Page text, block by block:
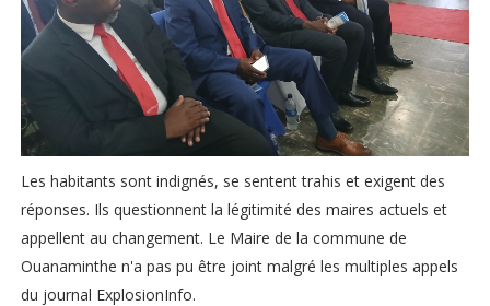
Les habitants sont indignés, se sentent trahis et exigent des
réponses. Ils questionnent la légitimité des maires actuels et
appellent au changement. Le Maire de la commune de
Ouanaminthe n'a pas pu être joint malgré les multiples appels
du journal ExplosionInfo.